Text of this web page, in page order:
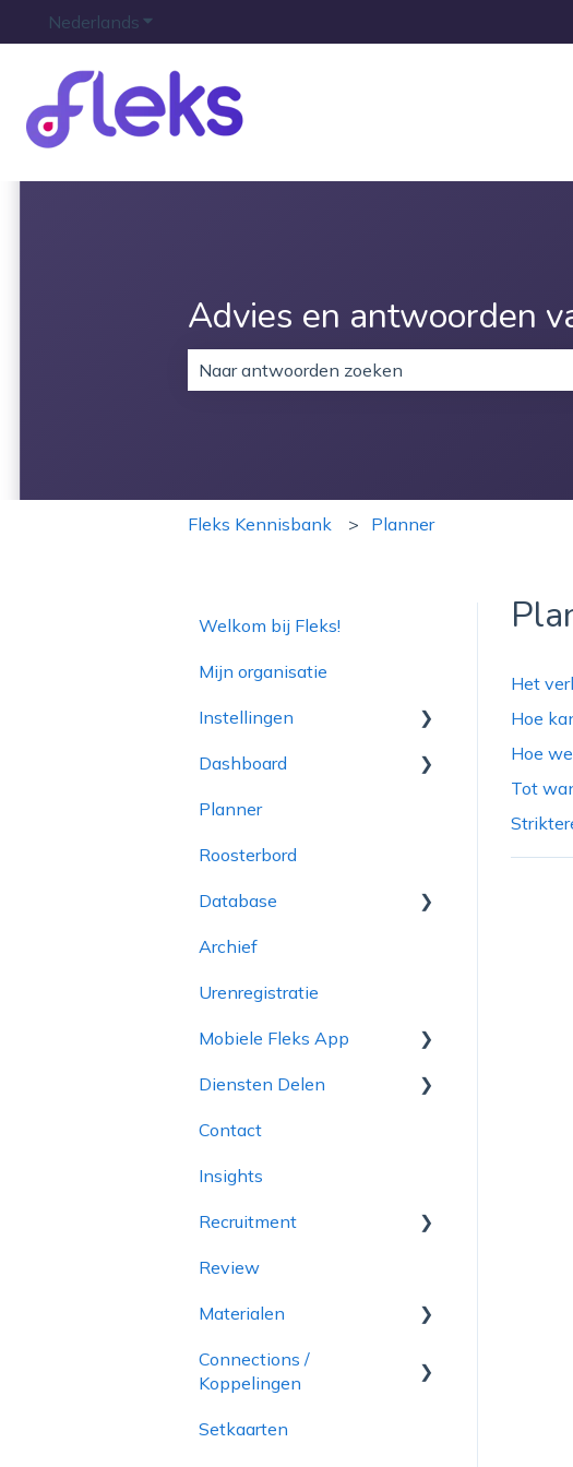
Nederlands Submenu tonen voor vertalingen
Advies en antwoorden
Fleks Kennisbank Planner
Het
Hoe
Hoe
Tot
Welkom bij Fleks!
Mijn organisatie
Instellingen
Inloggegevens
Bedrijfsinformatie in de
Dashboard
Planning Voortgang
Dashboard
Actiebord
Planner
Roosterbord
Database
Opdrachtgevers
Projecten
Diensten
Inplanningen
Medewerkers
Sollicitanten
Archief
Archief
Urenregistratie
Mobiele Fleks App
Uitbetaling via Finqle
Starten met Fleks
Account verwijderen
Diensten Delen
Om te beginnen
Dienstbeheerder
Leverancier
Contact
Insights
Recruitment
onboarding
Review
Materialen
Manager app
Connections /
Koppelingen
Facturatie
Setkaarten